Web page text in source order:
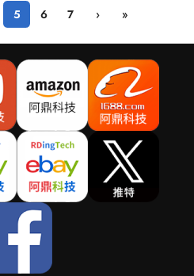
5 6 7 › »